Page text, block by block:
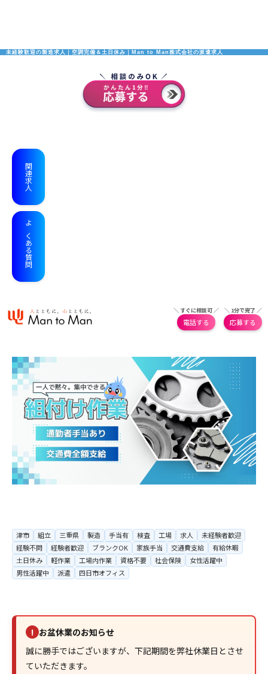
未経験歓迎の製造求人｜空調完備＆土日休み｜Man to Man株式会社の派遣求人
関連求人
よくある質問
＼ すぐに相談可 ／
電話する
＼ 1分で完了 ／
応募する
津市 組立 三重県 製造 手当有 検査 工場 求人
未経験者歓迎
経験不問
経験者歓迎 ブランクOK 家族手当 交通費支給
有給休暇
土日休み
軽作業 工場内作業 資格不要 社会保険
女性活躍中
男性活躍中
派遣 四日市オフィス
! お盆休業のお知らせ
誠に勝手ではございますが、下記期間を弊社休業日とさせ
ていただきます。